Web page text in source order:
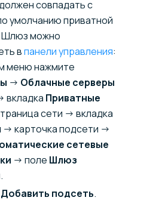
совпадать с
умолчанию приватной
Шлюз можно
впанели управления:
меню нажмите
→ Облачные серверы
вкладка Приватные
сети → вкладка
→ карточка подсети →
сетевые
→ поле Шлюз
.
Добавить подсеть.